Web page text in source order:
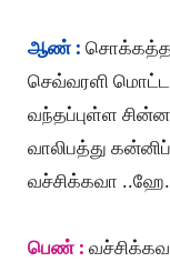
ஆண் :
செவ்வரளி
வந்தப்புள்ள
வாலிபத்து
வச்சிக்கவா
பெண் :